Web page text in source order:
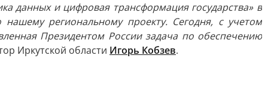
данных и цифровая трансформация государства» в
региональному проекту. Сегодня, с учетом
Президентом России задача по обеспечению
Иркутской области Игорь Кобзев.